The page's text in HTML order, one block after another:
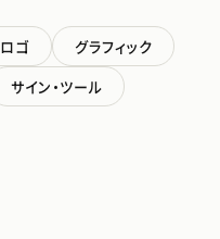
ロゴ
グラフィック
サイン・ツール